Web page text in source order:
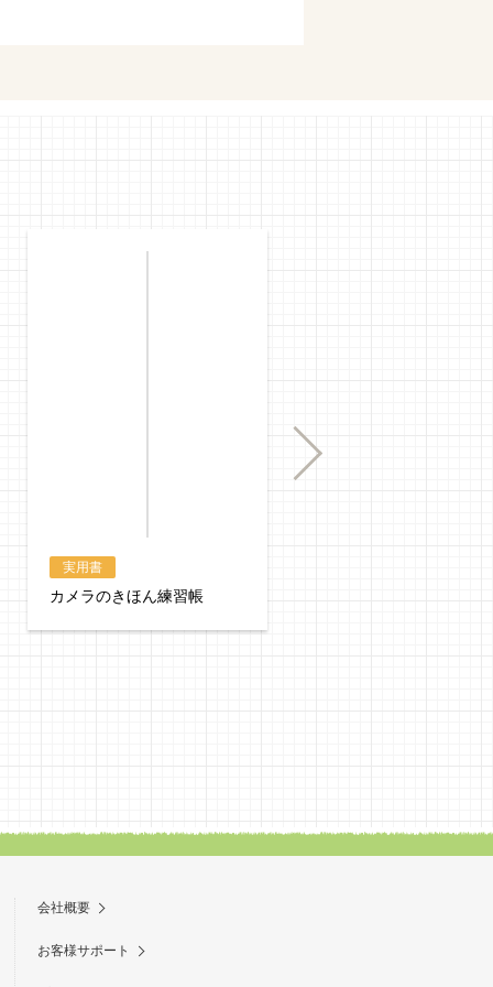
実用書
カメラのきほん練習帳
Next
会社概要
お客様サポート